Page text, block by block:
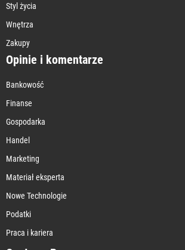
Styl życia
Wnętrza
Zakupy
Opinie i komentarze
Bankowość
Finanse
Gospodarka
Handel
Marketing
Materiał eksperta
Nowe Technologie
Podatki
Praca i kariera